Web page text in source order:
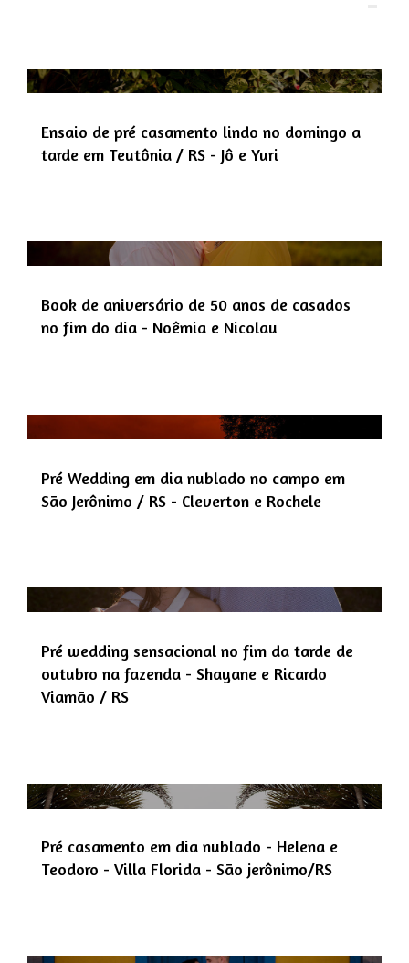
Ensaio de pré casamento lindo no domingo a
tarde em Teutônia / RS - Jô e Yuri
Book de aniversário de 50 anos de casados
no fim do dia - Noêmia e Nicolau
Pré Wedding em dia nublado no campo em
São Jerônimo / RS - Cleverton e Rochele
Pré wedding sensacional no fim da tarde de
outubro na fazenda - Shayane e Ricardo
Viamão / RS
Pré casamento em dia nublado - Helena e
Teodoro - Villa Florida - São jerônimo/RS